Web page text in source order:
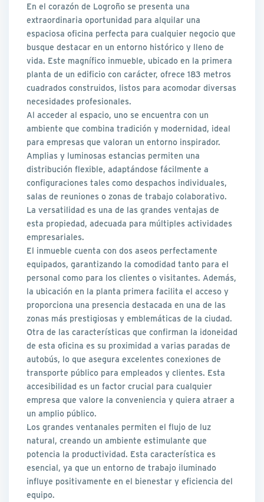
En el corazón de Logroño se presenta una
extraordinaria oportunidad para alquilar una
espaciosa oficina perfecta para cualquier negocio que
busque destacar en un entorno histórico y lleno de
vida. Este magnífico inmueble, ubicado en la primera
planta de un edificio con carácter, ofrece 183 metros
cuadrados construidos, listos para acomodar diversas
necesidades profesionales.
Al acceder al espacio, uno se encuentra con un
ambiente que combina tradición y modernidad, ideal
para empresas que valoran un entorno inspirador.
Amplias y luminosas estancias permiten una
distribución flexible, adaptándose fácilmente a
configuraciones tales como despachos individuales,
salas de reuniones o zonas de trabajo colaborativo.
La versatilidad es una de las grandes ventajas de
esta propiedad, adecuada para múltiples actividades
empresariales.
El inmueble cuenta con dos aseos perfectamente
equipados, garantizando la comodidad tanto para el
personal como para los clientes o visitantes. Además,
la ubicación en la planta primera facilita el acceso y
proporciona una presencia destacada en una de las
zonas más prestigiosas y emblemáticas de la ciudad.
Otra de las características que confirman la idoneidad
de esta oficina es su proximidad a varias paradas de
autobús, lo que asegura excelentes conexiones de
transporte público para empleados y clientes. Esta
accesibilidad es un factor crucial para cualquier
empresa que valore la conveniencia y quiera atraer a
un amplio público.
Los grandes ventanales permiten el flujo de luz
natural, creando un ambiente estimulante que
potencia la productividad. Esta característica es
esencial, ya que un entorno de trabajo iluminado
influye positivamente en el bienestar y eficiencia del
equipo.